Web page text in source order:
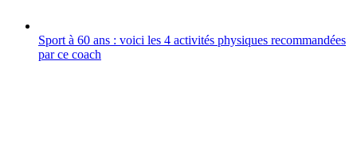
Sport à 60 ans : voici les 4 activités physiques recommandées
par ce coach